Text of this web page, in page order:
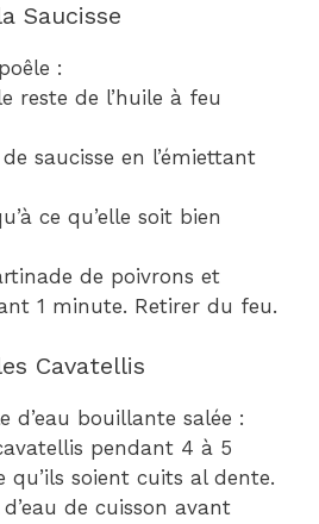
Saucisse
:
reste de l’huile à feu
saucisse en l’émiettant
ce qu’elle soit bien
de poivrons et
1 minute. Retirer du feu.
Cavatellis
d’eau bouillante salée :
pendant 4 à 5
qu’ils soient cuits al dente.
de cuisson avant